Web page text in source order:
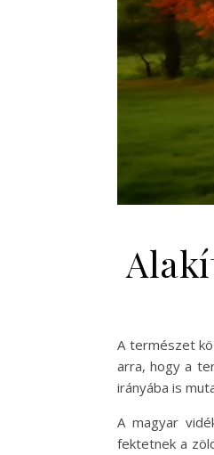
A természet
arra, hogy a
irányába is
A magyar
fektetnek a